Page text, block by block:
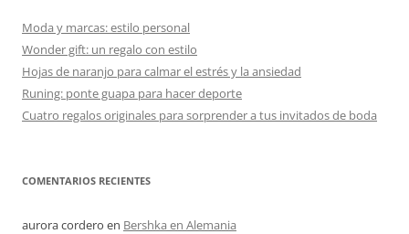
Moda y marcas: estilo personal
Wonder gift: un regalo con estilo
Hojas de naranjo para calmar el estrés y la ansiedad
Runing: ponte guapa para hacer deporte
Cuatro regalos originales para sorprender a tus invitados de boda
COMENTARIOS RECIENTES
aurora cordero en Bershka en Alemania